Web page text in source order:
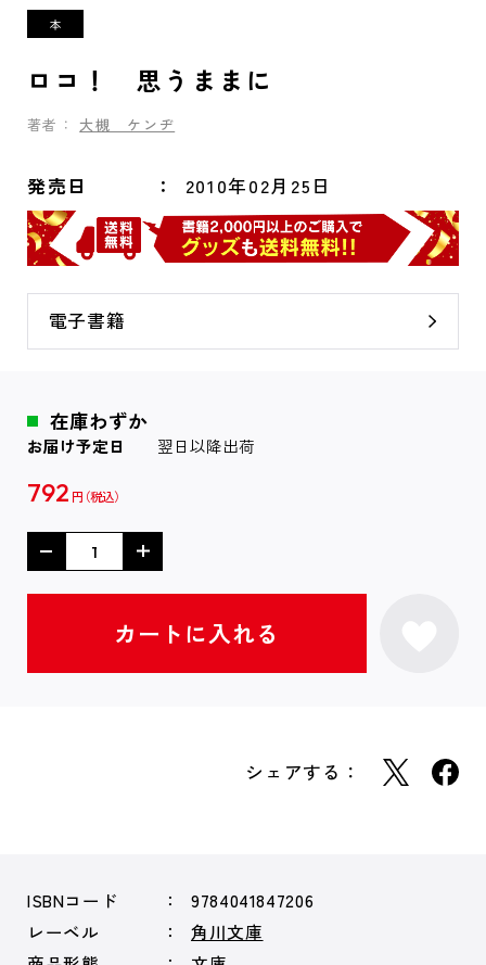
ロコ！ 思うままに
著者： 大槻 ケンヂ
発売日 2010年02月25日
電子書籍
在庫わずか
お届け予定日 翌日以降出荷
792 円
シェアする：
ISBNコード
9784041847206
レーベル
角川文庫